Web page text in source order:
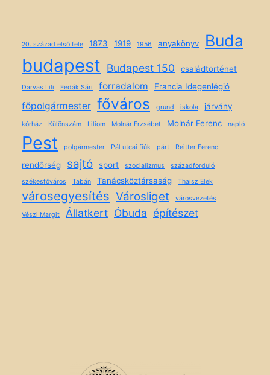
20. század első fele 1873 1919 1956 anyakönyv Buda
budapest Budapest 150 családtörténet
Darvas Lili Fedák Sári forradalom Francia Idegenlégió
főpolgármester főváros grund iskola járvány
kórház Különszám Liliom Molnár Erzsébet Molnár Ferenc napló
Pest polgármester Pál utcai fiúk párt Reitter Ferenc
rendőrség sajtó sport szocializmus
századforduló
székesfőváros
Tabán Tanácsköztársaság Thaisz Elek
városegyesítés Városliget városvezetés
Vészi Margit Állatkert Óbuda építészet